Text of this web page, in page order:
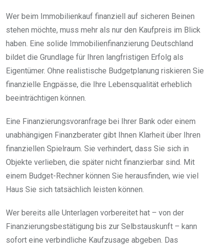
Wer beim Immobilienkauf finanziell auf sicheren Beinen
stehen möchte, muss mehr als nur den Kaufpreis im Blick
haben. Eine solide Immobilienfinanzierung Deutschland
bildet die Grundlage für Ihren langfristigen Erfolg als
Eigentümer. Ohne realistische Budgetplanung riskieren Sie
finanzielle Engpässe, die Ihre Lebensqualität erheblich
beeinträchtigen können.
Eine Finanzierungsvoranfrage bei Ihrer Bank oder einem
unabhängigen Finanzberater gibt Ihnen Klarheit über Ihren
finanziellen Spielraum. Sie verhindert, dass Sie sich in
Objekte verlieben, die später nicht finanzierbar sind. Mit
einem Budget-Rechner können Sie herausfinden, wie viel
Haus Sie sich tatsächlich leisten können.
Wer bereits alle Unterlagen vorbereitet hat – von der
Finanzierungsbestätigung bis zur Selbstauskunft – kann
sofort eine verbindliche Kaufzusage abgeben. Das